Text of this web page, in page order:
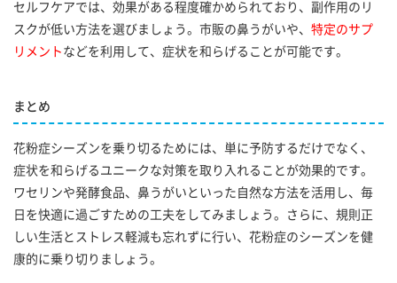
セルフケアでは、効果がある程度確かめられており、副作用のリ
スクが低い方法を選びましょう。市販の鼻うがいや、 特定のサプ
リメント などを利用して、症状を和らげることが可能です。
まとめ
花粉症シーズンを乗り切るためには、単に予防するだけでなく、
症状を和らげるユニークな対策を取り入れることが効果的です。
ワセリンや発酵食品、鼻うがいといった自然な方法を活用し、毎
日を快適に過ごすための工夫をしてみましょう。さらに、規則正
しい生活とストレス軽減も忘れずに行い、花粉症のシーズンを健
康的に乗り切りましょう。